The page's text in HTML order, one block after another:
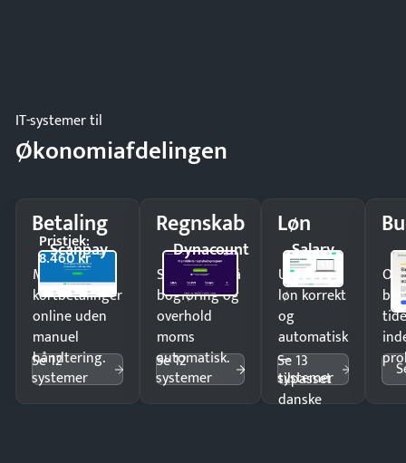
IT-systemer til
Økonomiafdelingen
Betaling
Scanpay
Pristjek:
8.460 kr
Modtag
kortbetalinger
online uden
manuel
håndtering.
Se 12
systemer
Regnskab
Dynacount
Spar timer på
bogføring og
overhold
moms
automatisk.
Se 12
systemer
Løn
Salary
Udbetal
løn korrekt
og
automatisk
—
tilpasset
danske
Se 13
systemer